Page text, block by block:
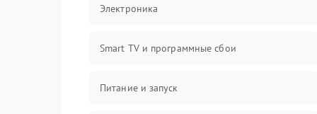
Электроника
Smart TV и программные сбои
Питание и запуск